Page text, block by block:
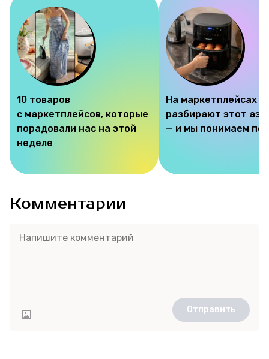
Ваши истории
Соцсети
10 товаров
с маркетплейсов, которые
порадовали нас на этой
неделе
На маркетплейсах
разбирают этот
— и мы понимаем
Комментарии
Отправить